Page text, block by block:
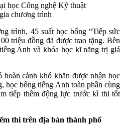
học Công nghệ Kỹ thuật
chương trình
trình, 45 suất học bổng “Tiếp sức
triệu đồng đã được trao tặng. Bên
Anh và khóa học kĩ năng trị giá
hoàn cảnh khó khăn được nhận học
học bổng tiếng Anh toàn phần cùng
tiếp thêm động lực trước kì thi tốt
thi trên địa bàn thành phố